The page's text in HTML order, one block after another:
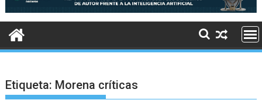
Etiqueta: Morena críticas